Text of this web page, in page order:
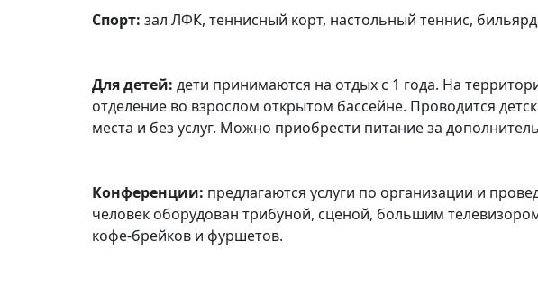
Спорт: зал ЛФК, теннисный корт, настольный теннис,
Для детей: дети принимаются на отдых с 1 года. На
отделение во взрослом открытом бассейне. Проводится
места и без услуг. Можно приобрести питание за
Конференции: предлагаются услуги по организации и
человек оборудован трибуной, сценой, большим
кофе-брейков и фуршетов.